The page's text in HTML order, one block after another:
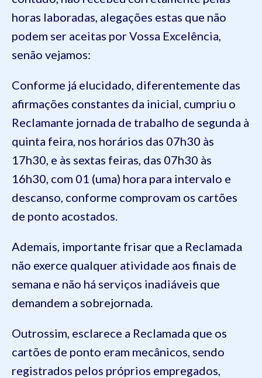
horas laboradas, alegações estas que não
podem ser aceitas por Vossa Excelência,
senão vejamos:
Conforme já elucidado, diferentemente das
afirmações constantes da inicial, cumpriu o
Reclamante jornada de trabalho de segunda à
quinta feira, nos horários das 07h30 às
17h30, e às sextas feiras, das 07h30 às
16h30, com 01 (uma) hora para intervalo e
descanso, conforme comprovam os cartões
de ponto acostados.
Ademais, importante frisar que a Reclamada
não exerce qualquer atividade aos finais de
semana e não há serviços inadiáveis que
demandem a sobrejornada.
Outrossim, esclarece a Reclamada que os
cartões de ponto eram mecânicos, sendo
registrados pelos próprios empregados,